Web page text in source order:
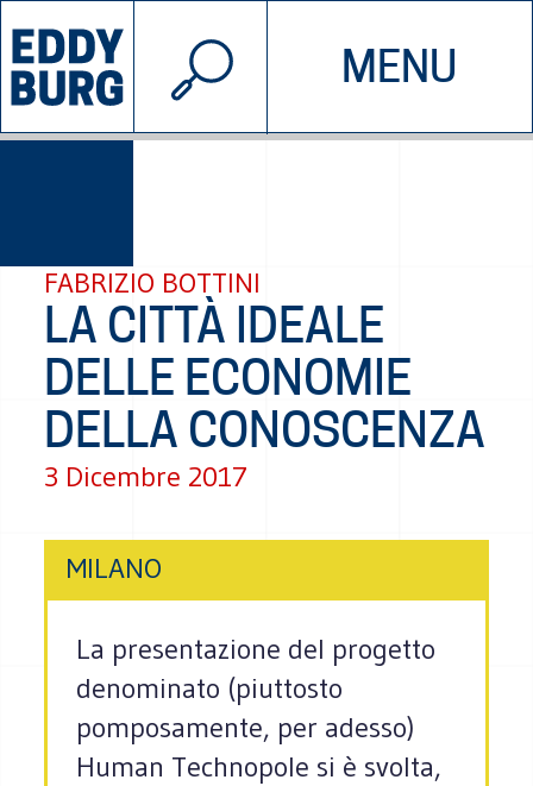
MENU
INIZIATIVE CHI SIAMO
© 2026 EDDYBURG
FABRIZIO BOTTINI
LA CITTÀ IDEALE
DELLE ECONOMIE
DELLA CONOSCENZA
3 Dicembre 2017
MILANO
La presentazione del progetto
denominato (piuttosto
pomposamente, per adesso)
Human Technopole si è svolta,